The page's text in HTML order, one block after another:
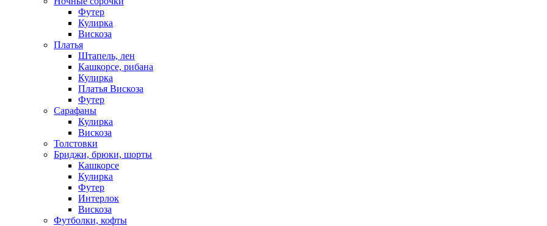
Футер
Кулирка
Вискоза
Платья
Штапель, лен
Кашкорсе, рибана
Кулирка
Платья Вискоза
Футер
Сарафаны
Кулирка
Вискоза
Толстовки
Бриджи, брюки, шорты
Кашкорсе
Кулирка
Футер
Интерлок
Вискоза
Футболки, кофты